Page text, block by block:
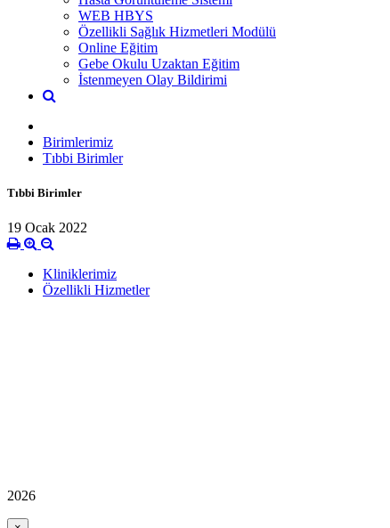
WEB HBYS
Özellikli Sağlık Hizmetleri Modülü
Online Eğitim
Gebe Okulu Uzaktan Eğitim
İstenmeyen Olay Bildirimi
Birimlerimiz
Tıbbi Birimler
Tıbbi Birimler
19 Ocak 2022
Kliniklerimiz
Özellikli Hizmetler
2026